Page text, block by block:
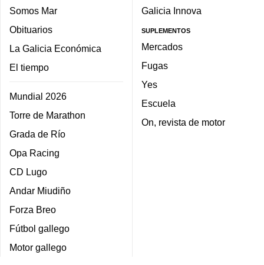
Somos Mar
Obituarios
La Galicia Económica
El tiempo
Mundial 2026
Torre de Marathon
Grada de Río
Opa Racing
CD Lugo
Andar Miudiño
Forza Breo
Fútbol gallego
Motor gallego
Galicia Innova
SUPLEMENTOS
Mercados
Fugas
Yes
Escuela
On, revista de motor